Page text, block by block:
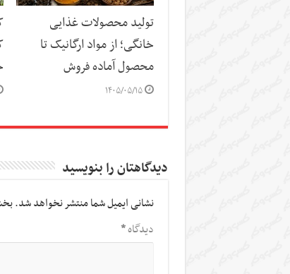
تولید محصولات غذایی
خانگی؛ از مواد ارگانیک تا
محصول آماده فروش
۱۴۰۵/۰۵/۱۵
دیدگاهتان را بنویسید
نشانی ایمیل شما منتشر نخواهد شد.
دیدگاه*